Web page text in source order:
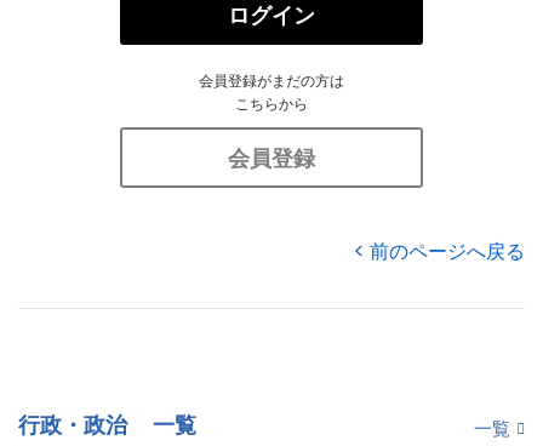
ログイン
会員登録がまだの方は
こちらから
会員登録
前のページへ戻る
行政・政治 一覧 一覧